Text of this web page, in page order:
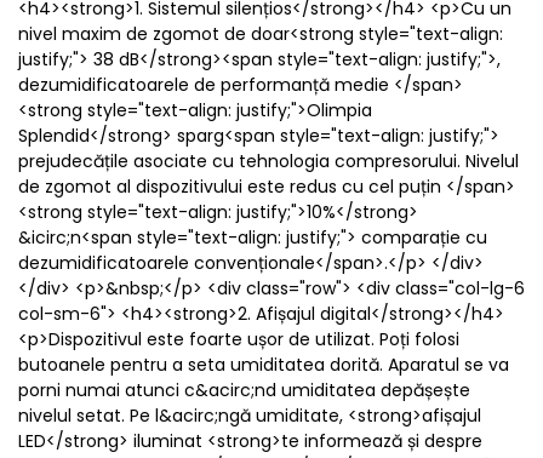
<h4><strong>1. Sistemul silențios</strong></h4> <p>Cu un
nivel maxim de zgomot de doar<strong style="text-align:
justify;"> 38 dB</strong><span style="text-align: justify;">,
dezumidificatoarele de performanță medie </span>
<strong style="text-align: justify;">Olimpia
Splendid</strong> sparg<span style="text-align: justify;">
prejudecățile asociate cu tehnologia compresorului. Nivelul
de zgomot al dispozitivului este redus cu cel puțin </span>
<strong style="text-align: justify;">10%</strong>
&icirc;n<span style="text-align: justify;"> comparație cu
dezumidificatoarele convenționale</span>.</p> </div>
</div> <p>&nbsp;</p> <div class="row"> <div class="col-lg-6
col-sm-6"> <h4><strong>2. Afișajul digital</strong></h4>
<p>Dispozitivul este foarte ușor de utilizat. Poți folosi
butoanele pentru a seta umiditatea dorită. Aparatul se va
porni numai atunci c&acirc;nd umiditatea depășește
nivelul setat. Pe l&acirc;ngă umiditate, <strong>afișajul
LED</strong> iluminat <strong>te informează și despre